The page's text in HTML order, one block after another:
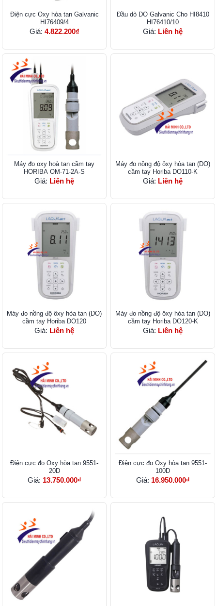
Điện cực Oxy hòa tan Galvanic
HI76409/4
Giá: 4.822.200₫
Đầu dò DO Galvanic Cho HI8410
HI76410/10
Giá: Liên hệ
Máy đo oxy hoà tan cầm tay
HORIBA OM-71-2A-S
Giá: Liên hệ
Máy đo nồng độ ôxy hòa tan (DO)
cầm tay Horiba DO110-K
Giá: Liên hệ
Máy đo nồng độ ôxy hòa tan (DO)
cầm tay Horiba DO120
Giá: Liên hệ
Máy đo nồng độ ôxy hòa tan (DO)
cầm tay Horiba DO120-K
Giá: Liên hệ
Điện cực đo Oxy hòa tan 9551-
20D
Giá: 13.750.000₫
Điện cực đo Oxy hòa tan 9551-
100D
Giá: 16.950.000₫